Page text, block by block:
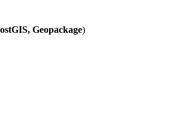
Geopackage)